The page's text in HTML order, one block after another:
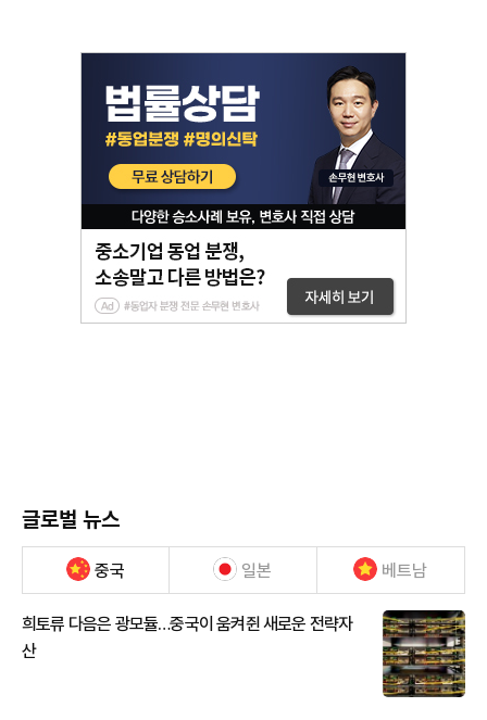
글로벌 뉴스
중국 일본 베트남
희토류 다음은 광모듈…중국이 움켜쥔 새로운 전략자
산